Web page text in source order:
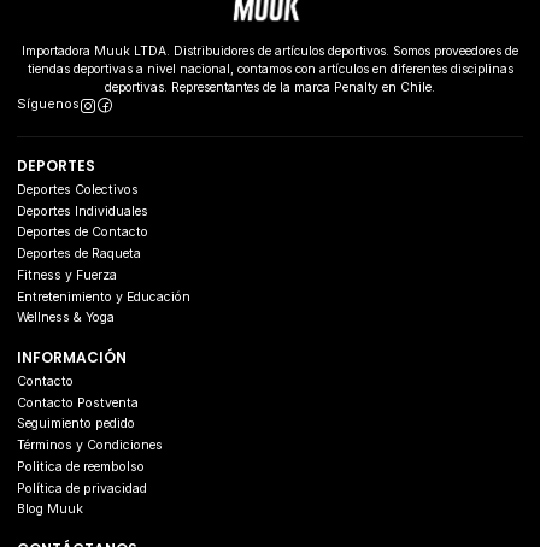
Importadora Muuk LTDA. Distribuidores de artículos deportivos. Somos proveedores de
tiendas deportivas a nivel nacional, contamos con artículos en diferentes disciplinas
deportivas. Representantes de la marca Penalty en Chile.
Síguenos
DEPORTES
Deportes Colectivos
Deportes Individuales
Deportes de Contacto
Deportes de Raqueta
Fitness y Fuerza
Entretenimiento y Educación
Wellness & Yoga
INFORMACIÓN
Contacto
Contacto Postventa
Seguimiento pedido
Términos y Condiciones
Politica de reembolso
Política de privacidad
Blog Muuk